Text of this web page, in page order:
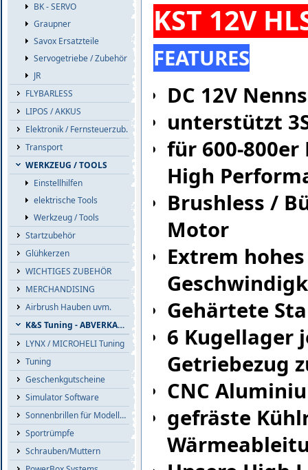
BK - SERVO
Graupner
Savox Ersatzteile
Servogetriebe / Zubehör
JR
FLYBARLESS
LIPOS / AKKUS
Elektronik / Fernsteuerzub.
Transport
WERKZEUG / TOOLS
Einstellhilfen
elektrische Tools
Werkzeug / Tools
Startzubehör
Glühkerzen
WICHTIGES ZUBEHÖR
MERCHANDISING
Airbrush Hauben uvm.
K&S Tuning - ABVERKAUF
LYNX / MICROHELI Tuning
Tuning
Geschenkgutscheine
Simulator Software
Sonnenbrillen für Modellflieger
Sportrümpfe
Schrauben/Muttern
KST 12V
FEATURES
DC 12V
unterstützt
für 600-800er
High
Brushless /
Motor
Extrem
Gehärtete
6 Kugellager
Getriebezug
CNC
gefräste